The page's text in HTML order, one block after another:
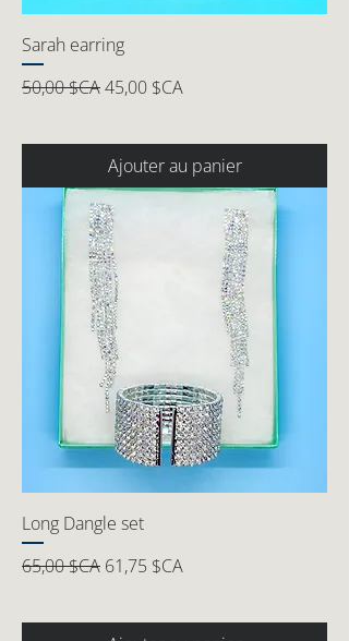
Sarah earring
Prix original
50,00 $CAPrix promotionnel
45,00 $CA
Ajouter au panier
Long Dangle set
Prix original
65,00 $CA Prix promotionnel
61,75 $CA